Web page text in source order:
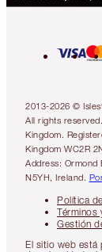
2013-2026 ©
All rights
Kingdom.
Kingdom WC2R
Address: Ormond
N5YH, Ireland.
Política
Términos
Gestión
El sitio web está